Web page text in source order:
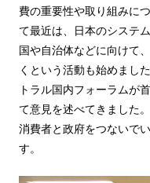
費の重要性や取り組みに
て最近は、日本のシステ
国や自治体などに向けて
くという活動も始めまし
トラル国内フォーラムが
て意見を述べてきました
消費者と政府をつないで
す。